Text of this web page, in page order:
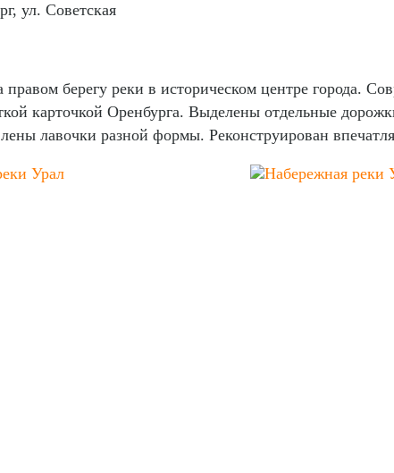
ул. Советская
берегу реки в историческом центре города.
карточкой Оренбурга. Выделены отдельные
лавочки разной формы. Реконструирован